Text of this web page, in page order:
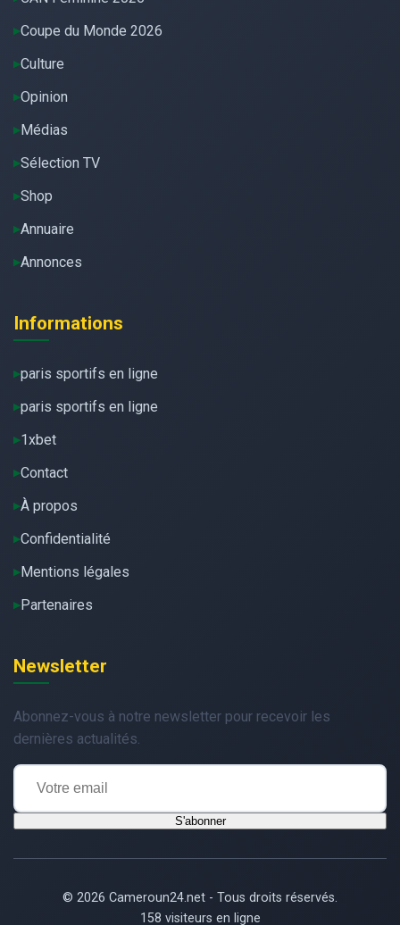
Coupe du Monde 2026
Culture
Opinion
Médias
Sélection TV
Shop
Annuaire
Annonces
Informations
paris sportifs en ligne
paris sportifs en ligne
1xbet
Contact
À propos
Confidentialité
Mentions légales
Partenaires
Newsletter
Abonnez-vous à notre newsletter pour recevoir les
dernières actualités.
S'abonner
© 2026 Cameroun24.net - Tous droits réservés.
158 visiteurs en ligne